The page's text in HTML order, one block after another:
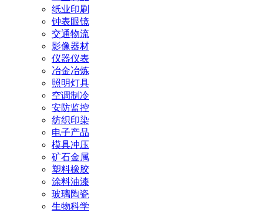
纸业印刷
钟表眼镜
交通物流
影像器材
仪器仪表
冶金冶炼
照明灯具
空调制冷
安防监控
纺织印染
电子产品
模具冲压
矿石金属
塑料橡胶
涂料油漆
玻璃陶瓷
生物科学